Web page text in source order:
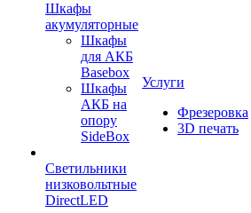
Шкафы
акумуляторные
Шкафы
для АКБ
Basebox
Шкафы
АКБ на
опору
SideBox
Светильники
низковольтные
DirectLED
Услуги
Фрезеровка
3D печать